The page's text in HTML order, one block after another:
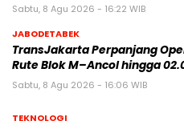
Sabtu, 8 Agu 2026 - 16:22 WIB
JABODETABEK
TransJakarta Perpanjang
Rute Blok M–Ancol hingga
Sabtu, 8 Agu 2026 - 16:06 WIB
TEKNOLOGI